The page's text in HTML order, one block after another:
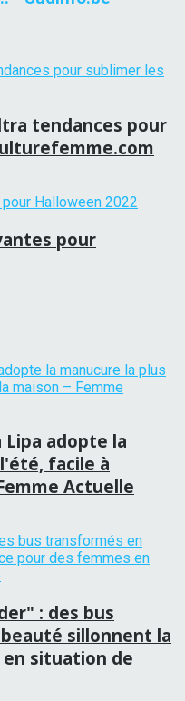
tendances pour
pour
Lipa adopte la
facile à
Actuelle
: des bus
sillonnent la
en situation de